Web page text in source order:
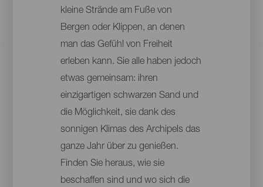
kleine Strände am Fuße von
Bergen oder Klippen, an denen
man das Gefühl von Freiheit
erleben kann. Sie alle haben jedoch
etwas gemeinsam: ihren
einzigartigen schwarzen Sand und
die Möglichkeit, sie dank des
sonnigen Klimas des Archipels das
ganze Jahr über zu genießen.
Finden Sie heraus, wie sie
beschaffen sind und wo sich die